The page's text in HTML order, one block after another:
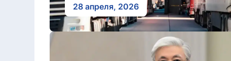
28 апреля, 2026